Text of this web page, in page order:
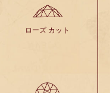
ローズ カット